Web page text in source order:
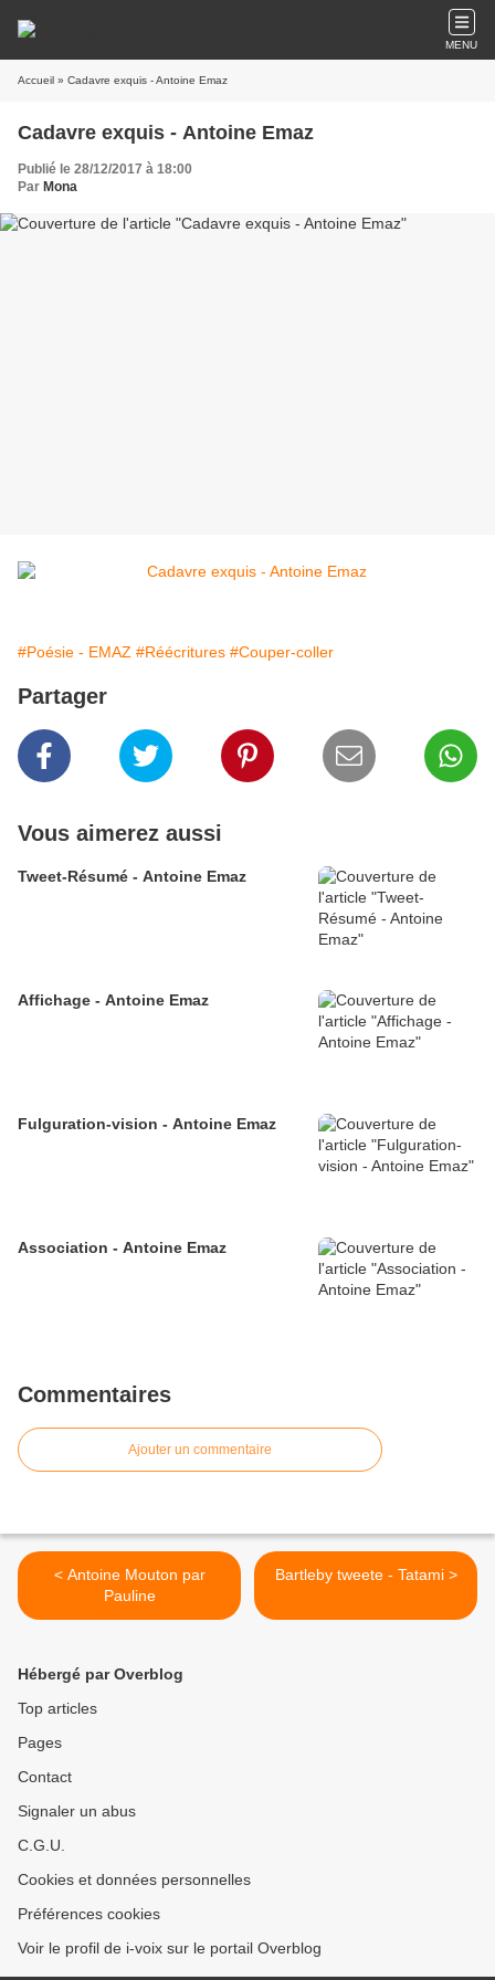
MENU
Accueil » Cadavre exquis - Antoine Emaz
Cadavre exquis - Antoine Emaz
Publié le 28/12/2017 à 18:00
Par Mona
#Poésie - EMAZ #Réécritures #Couper-coller
Partager
Vous aimerez aussi
Tweet-Résumé - Antoine Emaz
Affichage - Antoine Emaz
Fulguration-vision - Antoine Emaz
Association - Antoine Emaz
Commentaires
Ajouter un commentaire
< Antoine Mouton par
Pauline
Bartleby tweete - Tatami >
Hébergé par Overblog
Top articles
Pages
Contact
Signaler un abus
C.G.U.
Cookies et données personnelles
Préférences cookies
Voir le profil de i-voix sur le portail Overblog